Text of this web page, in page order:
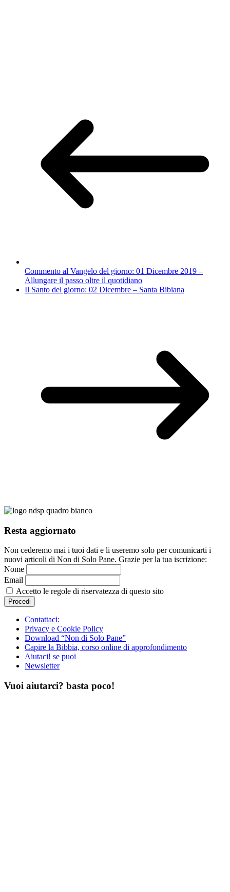
Commento al Vangelo del giorno: 01 Dicembre 2019 –
Allungare il passo oltre il quotidiano
Il Santo del giorno: 02 Dicembre – Santa Bibiana
Resta aggiornato
Non cederemo mai i tuoi dati e li useremo solo per comunicarti i
nuovi articoli di Non di Solo Pane. Grazie per la tua iscrizione:
Nome
Email
Accetto le regole di riservatezza di questo sito
Contattaci:
Privacy e Cookie Policy
Download “Non di Solo Pane”
Capire la Bibbia, corso online di approfondimento
Aiutaci! se puoi
Newsletter
Vuoi aiutarci? basta poco!